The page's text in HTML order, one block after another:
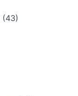
(43)